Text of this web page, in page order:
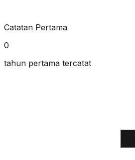
Catatan Pertama
0
tahun pertama tercatat